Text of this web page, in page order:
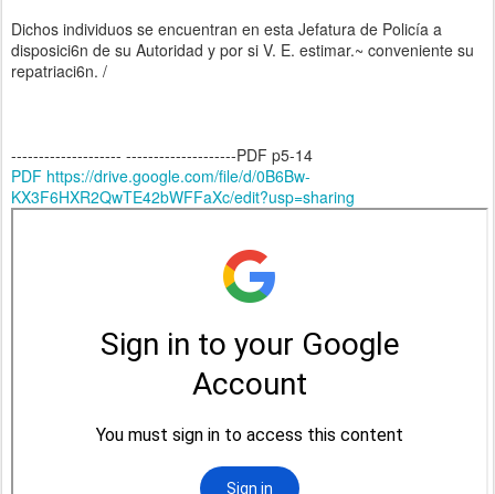
Dichos individuos se encuentran en esta Jefatura de Policía a
disposici6n de su Autoridad y por si V. E. estimar.~ conveniente su
repatriaci6n. /
-------------------- --------------------PDF p5-14
PDF https://drive.google.com/file/d/0B6Bw-
KX3F6HXR2QwTE42bWFFaXc/edit?usp=sharing